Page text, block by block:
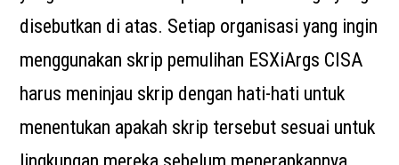
disebutkan di atas. Setiap organisasi yang ingin
menggunakan skrip pemulihan ESXiArgs CISA
harus meninjau skrip dengan hati-hati untuk
menentukan apakah skrip tersebut sesuai untuk